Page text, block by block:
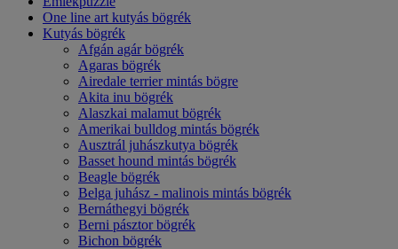
One line art kutyás bögrék
Kutyás bögrék
Afgán agár bögrék
Agaras bögrék
Airedale terrier mintás bögre
Akita inu bögrék
Alaszkai malamut bögrék
Amerikai bulldog mintás bögrék
Ausztrál juhászkutya bögrék
Basset hound mintás bögrék
Beagle bögrék
Belga juhász - malinois mintás bögrék
Bernáthegyi bögrék
Berni pásztor bögrék
Bichon bögrék